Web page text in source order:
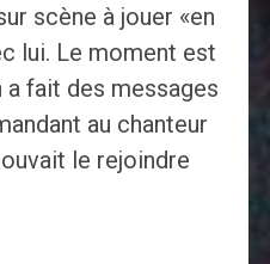
scène à jouer «en
lui. Le moment est
a fait des messages
au chanteur
le rejoindre